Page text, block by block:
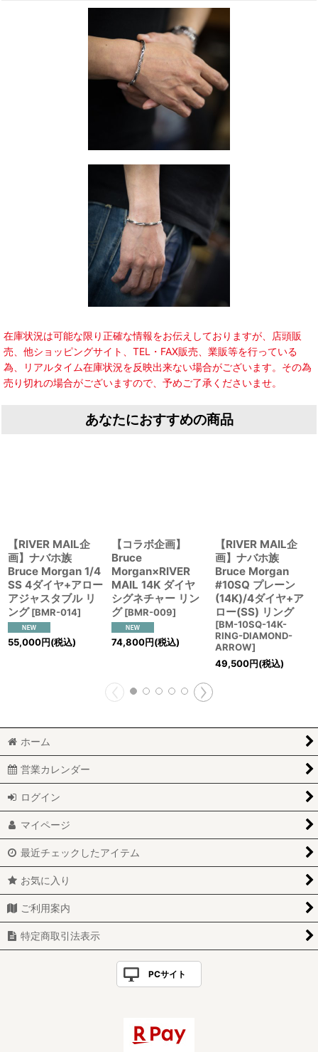
在庫状況は可能な限り正確な情報をお伝えしておりますが、店頭販
売、他ショッピングサイト、TEL・FAX販売、業販等を行っている
為、リアルタイム在庫状況を反映出来ない場合がございます。その為
売り切れの場合がございますので、予めご了承くださいませ。
あなたにおすすめの商品
【RIVER MAIL企
画】ナバホ族
Bruce Morgan 1/4
SS 4ダイヤ+アロー
アジャスタブル リ
ング [BMR-014]
55,000円(税込)
【コラボ企画】
Bruce
Morgan×RIVER
MAIL 14K ダイヤ
シグネチャー リン
グ [BMR-009]
74,800円(税込)
【RIVER MAIL企
画】ナバホ族
Bruce Morgan
#10SQ プレーン
(14K)/4ダイヤ+ア
ロー(SS) リング
[BM-10SQ-14K-
RING-DIAMOND-
ARROW]
49,500円(税込)
ホーム
営業カレンダー
ログイン
マイページ
最近チェックしたアイテム
お気に入り
ご利用案内
特定商取引法表示
PCサイト